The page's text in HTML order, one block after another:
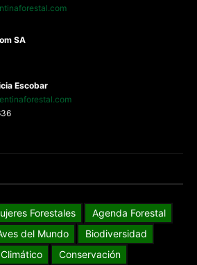
SA
Escobar
Forestales
Agenda Forestal
del Mundo
Biodiversidad
Conservación